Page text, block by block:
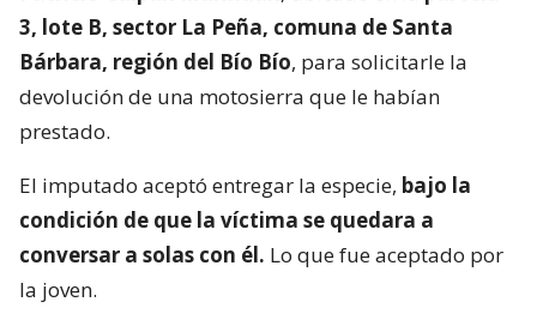
3, lote B, sector La Peña, comuna de Santa
Bárbara, región del Bío Bío, para solicitarle la
devolución de una motosierra que le habían
prestado.
El imputado aceptó entregar la especie, bajo la
condición de que la víctima se quedara a
conversar a solas con él. Lo que fue aceptado por
la joven.